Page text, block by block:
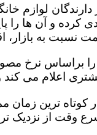
دارندگان
کرده و آن ها
نسبت به
نرخ مصوب
مشتری اعلام
ترین زمان
وقت از